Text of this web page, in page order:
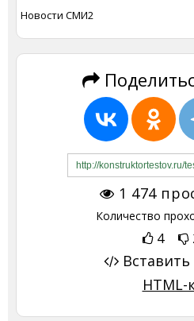
Новости СМИ2
1 474
Количество
4
Вставить
HTML-